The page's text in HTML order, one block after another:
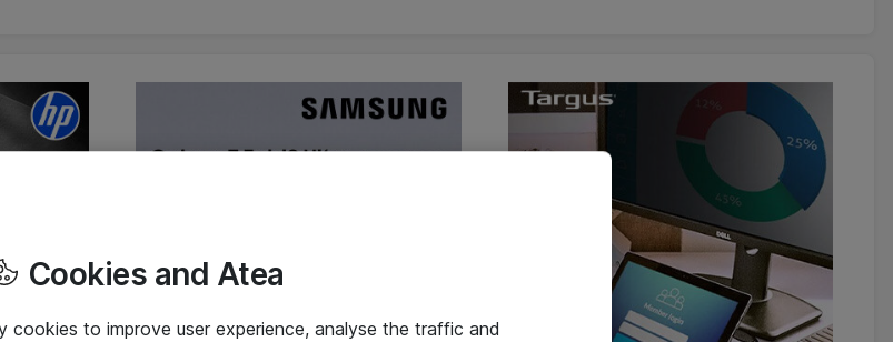
Cookies and Atea
cookies to improve user experience, analyse the traffic and